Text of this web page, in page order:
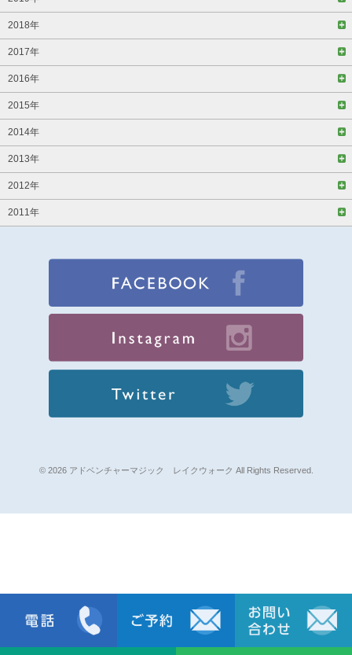
2018年
2017年
2016年
2015年
2014年
2013年
2012年
2011年
© 2026 アドベンチャーマジック レイクウォーク All Rights Reserved.